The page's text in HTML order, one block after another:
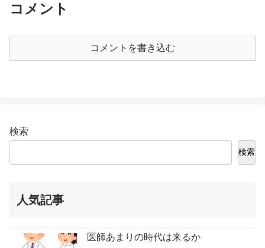
コメント
コメントを書き込む
検索
検索
人気記事
医師あまりの時代は来るか